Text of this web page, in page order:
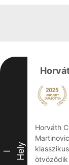
I Hely
Horváth